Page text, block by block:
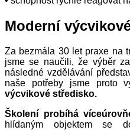
Moderní
Za bezmála 30 let praxe na
jsme se naučili, že výběr
následné vzdělávání
naše potřeby jsme proto
výcvikové středisko.
Školení probíhá
hlídaným objektem